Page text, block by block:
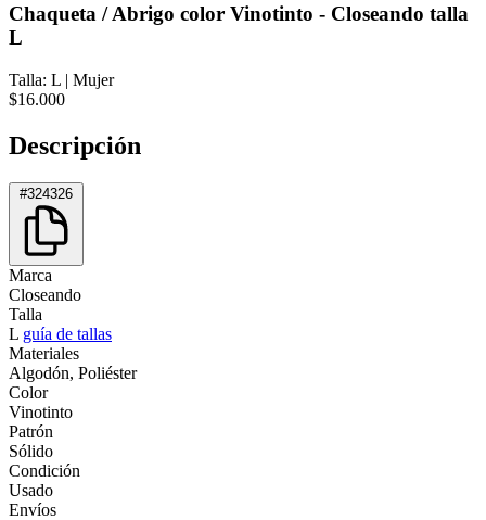
Chaqueta / Abrigo color Vinotinto - Closeando talla
L
Talla: L | Mujer
$16.000
Descripción
#324326
Marca
Closeando
Talla
L guía de tallas
Materiales
Algodón, Poliéster
Color
Vinotinto
Patrón
Sólido
Condición
Usado
Envíos